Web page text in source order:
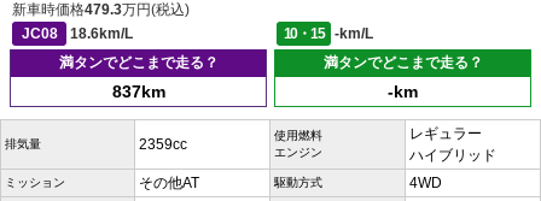
新車時価格479.3万円(税込)
JC08
18.6km/L 10・15
-km/L
満タンでどこまで走る？
837km
満タンでどこまで走る？
-km
排気量 2359cc
使用燃料
エンジン
レギュラー
ハイブリッド
ミッション その他AT 駆動方式 4WD